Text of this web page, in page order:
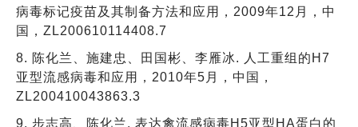
病毒标记疫苗及其制备方法和应用，2009年12月，中
国，ZL200610114408.7
8. 陈化兰、施建忠、田国彬、李雁冰. 人工重组的H7
亚型流感病毒和应用，2010年5月，中国，
ZL200410043863.3
9. 步志高、陈化兰. 表达禽流感病毒H5亚型HA蛋白的